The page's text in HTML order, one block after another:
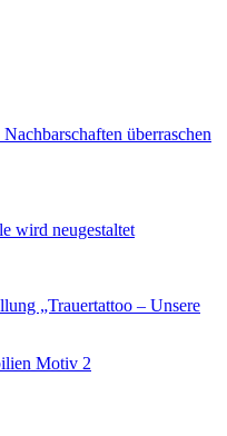
überraschen
wird neugestaltet
„Trauertattoo – Unsere